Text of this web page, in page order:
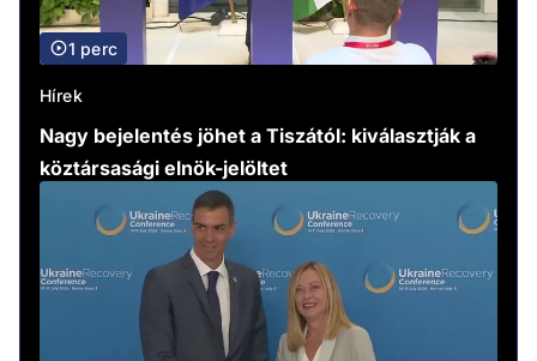
1 perc
Hírek
Nagy bejelentés jöhet a Tiszától: kiválasztják a
köztársasági elnök-jelöltet